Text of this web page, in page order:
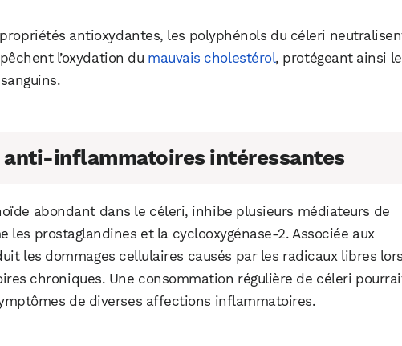
antioxydantes, les polyphénols du céleri
l’oxydation du mauvais cholestérol, protégeant ainsi
anti-inflammatoires intéressantes
abondant dans le céleri, inhibe plusieurs médiateurs de
les prostaglandines et la cyclooxygénase-2. Associée aux
les dommages cellulaires causés par les radicaux libres
chroniques. Une consommation régulière de céleri
de diverses affections inflammatoires.